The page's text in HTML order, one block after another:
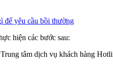
để yêu cầu bồi thường
hiện các bước sau:
tâm dịch vụ khách hàng